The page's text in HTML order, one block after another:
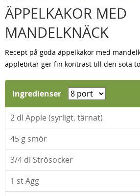
ÄPPELKAKOR MED
MANDELKNÄCK
Recept på goda äppelkakor med
äpplebitar ger fin kontrast till den söta
Ingredienser
2 dl Äpple (syrligt, tärnat)
45 g smör
3/4 dl Strösocker
1 st Ägg